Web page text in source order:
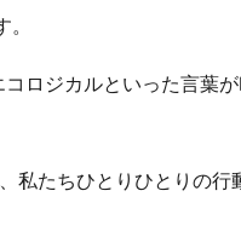
ロジカルといった言葉
私たちひとりひとりの